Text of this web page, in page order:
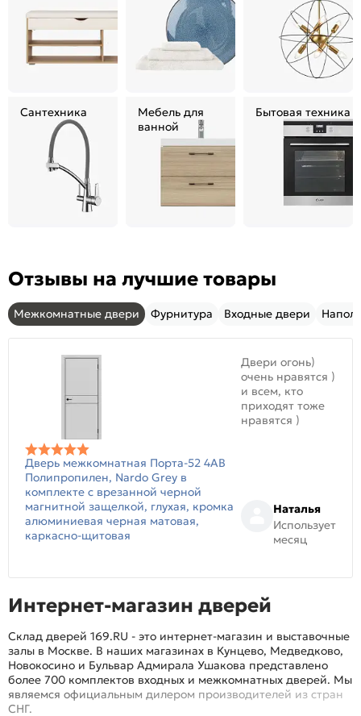
Сантехника
Мебель для
ванной
Бытовая техника
Отзывы на лучшие товары
Межкомнатные двери Фурнитура Входные двери
Дверь межкомнатная Порта-52 4AB
Полипропилен, Nardo Grey в
комплекте с врезанной черной
магнитной защелкой, глухая, кромка
алюминиевая черная матовая,
каркасно-щитовая
Двери огонь)
очень нравятся )
и всем, кто
приходят тоже
нравятся )
Наталья
Использует
месяц
Интернет-магазин дверей
Склад дверей 169.RU - это интернет-магазин и выставочные
залы в Москве. В наших магазинах в Кунцево, Медведково,
Новокосино и Бульвар Адмирала Ушакова представлено
более 700 комплектов входных и межкомнатных дверей. Мы
являемся официальным дилером производителей из стран
СНГ.